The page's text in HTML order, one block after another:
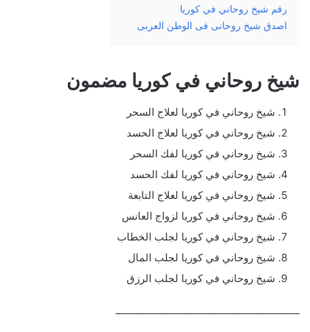
رقم شيخ روحاني في كوريا
اصدق شيخ روحانى فى الوطن العربى
شيخ روحاني في كوريا مضمون
شيخ روحاني في كوريا لعلاج السحر
شيخ روحاني في كوريا لعلاج الحسد
شيخ روحاني في كوريا لفك السحر
شيخ روحاني في كوريا لفك الحسد
شيخ روحاني في كوريا لعلاج التابعة
شيخ روحاني في كوريا لزواج العانس
شيخ روحاني في كوريا لجلب الخطاب
شيخ روحاني في كوريا لجلب المال
شيخ روحاني في كوريا لجلب الرزق